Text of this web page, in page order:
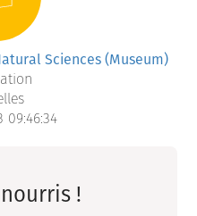
Sciences (Museum)
09:46:34
!